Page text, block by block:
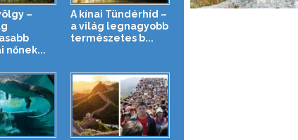
–
nőnek...
A kínai Tündérhíd –
a világ legnagyobb
természetes b...